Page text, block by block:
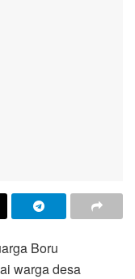
Boru
warga desa